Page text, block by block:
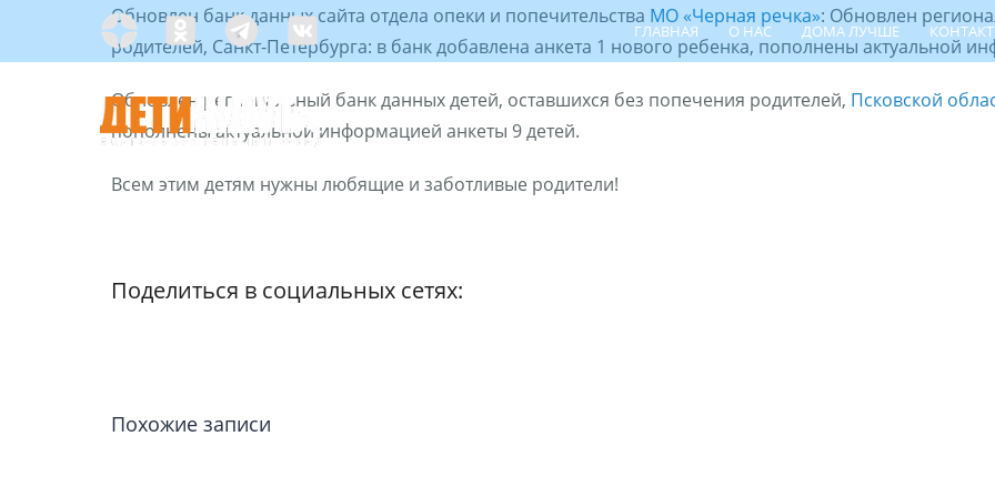
Яндекс
Дзен
Одноклассники
Telegramm
Custom ГЛАВНАЯ О НАС ДОМА ЛУЧШЕ
Обновлен банк данных сайта отдела опеки и попечительства МО «Черная речка»: Обновлен
родителей, Санкт-Петербурга: в банк добавлена анкета 1 нового ребенка, пополнены актуальной
Обновлен региональный банк данных детей, оставшихся без попечения родителей, Псковской
пополнены актуальной информацией анкеты 9 детей.
Всем этим детям нужны любящие и заботливые родители!
Поделиться в социальных сетях:
Похожие записи